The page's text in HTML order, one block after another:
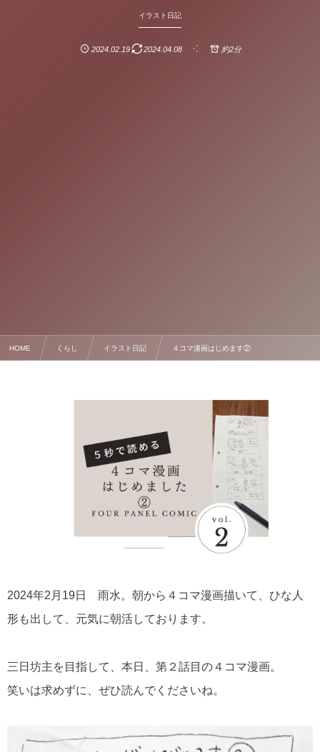
イラスト日記
2024.02.19 2024.04.08 約2分
HOME くらし イラスト日記 ４コマ漫画はじめます②
2024年2月19日 雨水。朝から４コマ漫画描いて、ひな人
形も出して、元気に朝活しております。
三日坊主を目指して、本日、第２話目の４コマ漫画。
笑いは求めずに、ぜひ読んでくださいね。